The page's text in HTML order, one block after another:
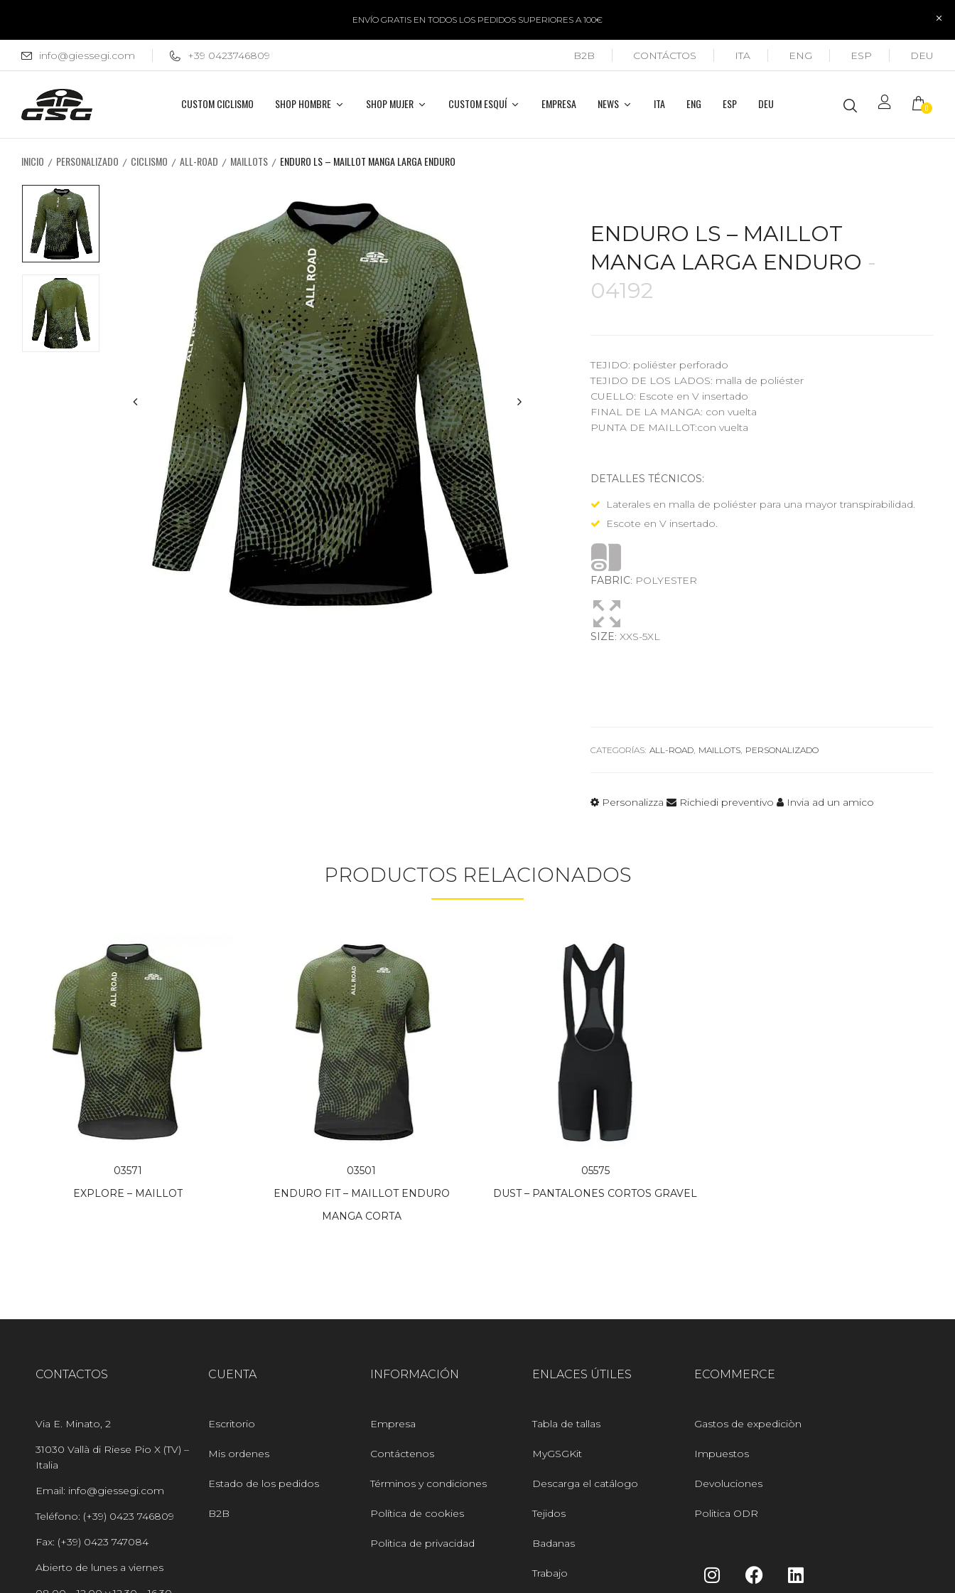
ENVÍO GRATIS EN TODOS LOS PEDIDOS SUPERIORES A 100€
info@giessegi.com +39 0423746809 B2B CONTÁCTOS ITA ENG ESP DEU
CUSTOM CICLISMO SHOP HOMBRE SHOP MUJER CUSTOM ESQUÍ EMPRESA NEWS ITA ENG ESP DEU 0
INICIO PERSONALIZADO CICLISMO ALL-ROAD MAILLOTS ENDURO LS – MAILLOT MANGA LARGA ENDURO
ENDURO LS – MAILLOT
MANGA LARGA ENDURO -
04192
TEJIDO: poliéster perforado
TEJIDO DE LOS LADOS: malla de poliéster
CUELLO: Escote en V insertado
FINAL DE LA MANGA: con vuelta
PUNTA DE MAILLOT:con vuelta
DETALLES TÉCNICOS:
Laterales en malla de poliéster para una mayor transpirabilidad.
Escote en V insertado.
FABRIC: POLYESTER
SIZE: XXS-5XL
CATEGORÍAS: ALL-ROAD, MAILLOTS, PERSONALIZADO
Personalizza Richiedi preventivo Invia ad un amico
PRODUCTOS RELACIONADOS
03571
EXPLORE – MAILLOT
03501
ENDURO FIT – MAILLOT ENDURO
MANGA CORTA
05575
DUST – PANTALONES CORTOS GRAVEL
CONTACTOS
Via E. Minato, 2
31030 Vallà di Riese Pio X (TV) –
Italia
Email: info@giessegi.com
Teléfono: (+39) 0423 746809
Fax: (+39) 0423 747084
Abierto de lunes a viernes
CUENTA
Escritorio
Mis ordenes
Estado de los pedidos
B2B
INFORMACIÓN
Empresa
Contáctenos
Términos y condiciones
Política de cookies
Politica de privacidad
ENLACES ÚTILES
Tabla de tallas
MyGSGKit
Descarga el catálogo
Tejidos
Badanas
Trabajo
ECOMMERCE
Gastos de expediciòn
Impuestos
Devoluciones
Politica ODR